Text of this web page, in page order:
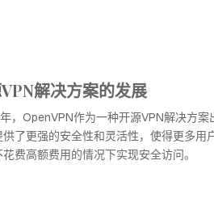
解决方案的发展
，OpenVPN作为一种开源VPN解决方案
供了更强的安全性和灵活性，使得更多用
费高额费用的情况下实现安全访问。